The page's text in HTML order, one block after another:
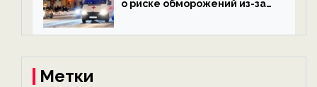
о риске обморожений из-за
на ECOportal
Метки